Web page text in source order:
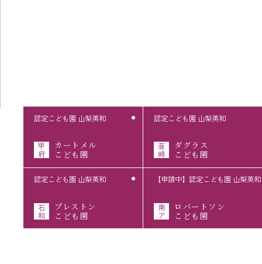
甲
府
認定こども園 山梨英和
カートメル
こども園
韮
崎
認定こども園 山梨英和
ダグラス
こども園
石
和
認定こども園 山梨英和
プレストン
こども園
南
ア
【申請中】認定こども園 山梨英和
ロバートソン
こども園